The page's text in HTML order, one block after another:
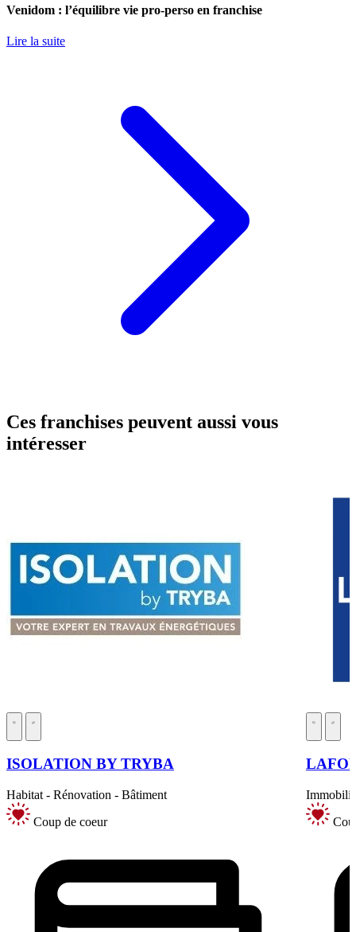
Venidom : l’équilibre vie pro-perso en franchise
Lire la suite
Ces franchises peuvent aussi vous
intéresser
ISOLATION BY TRYBA
Habitat - Rénovation - Bâtiment
Coup de coeur